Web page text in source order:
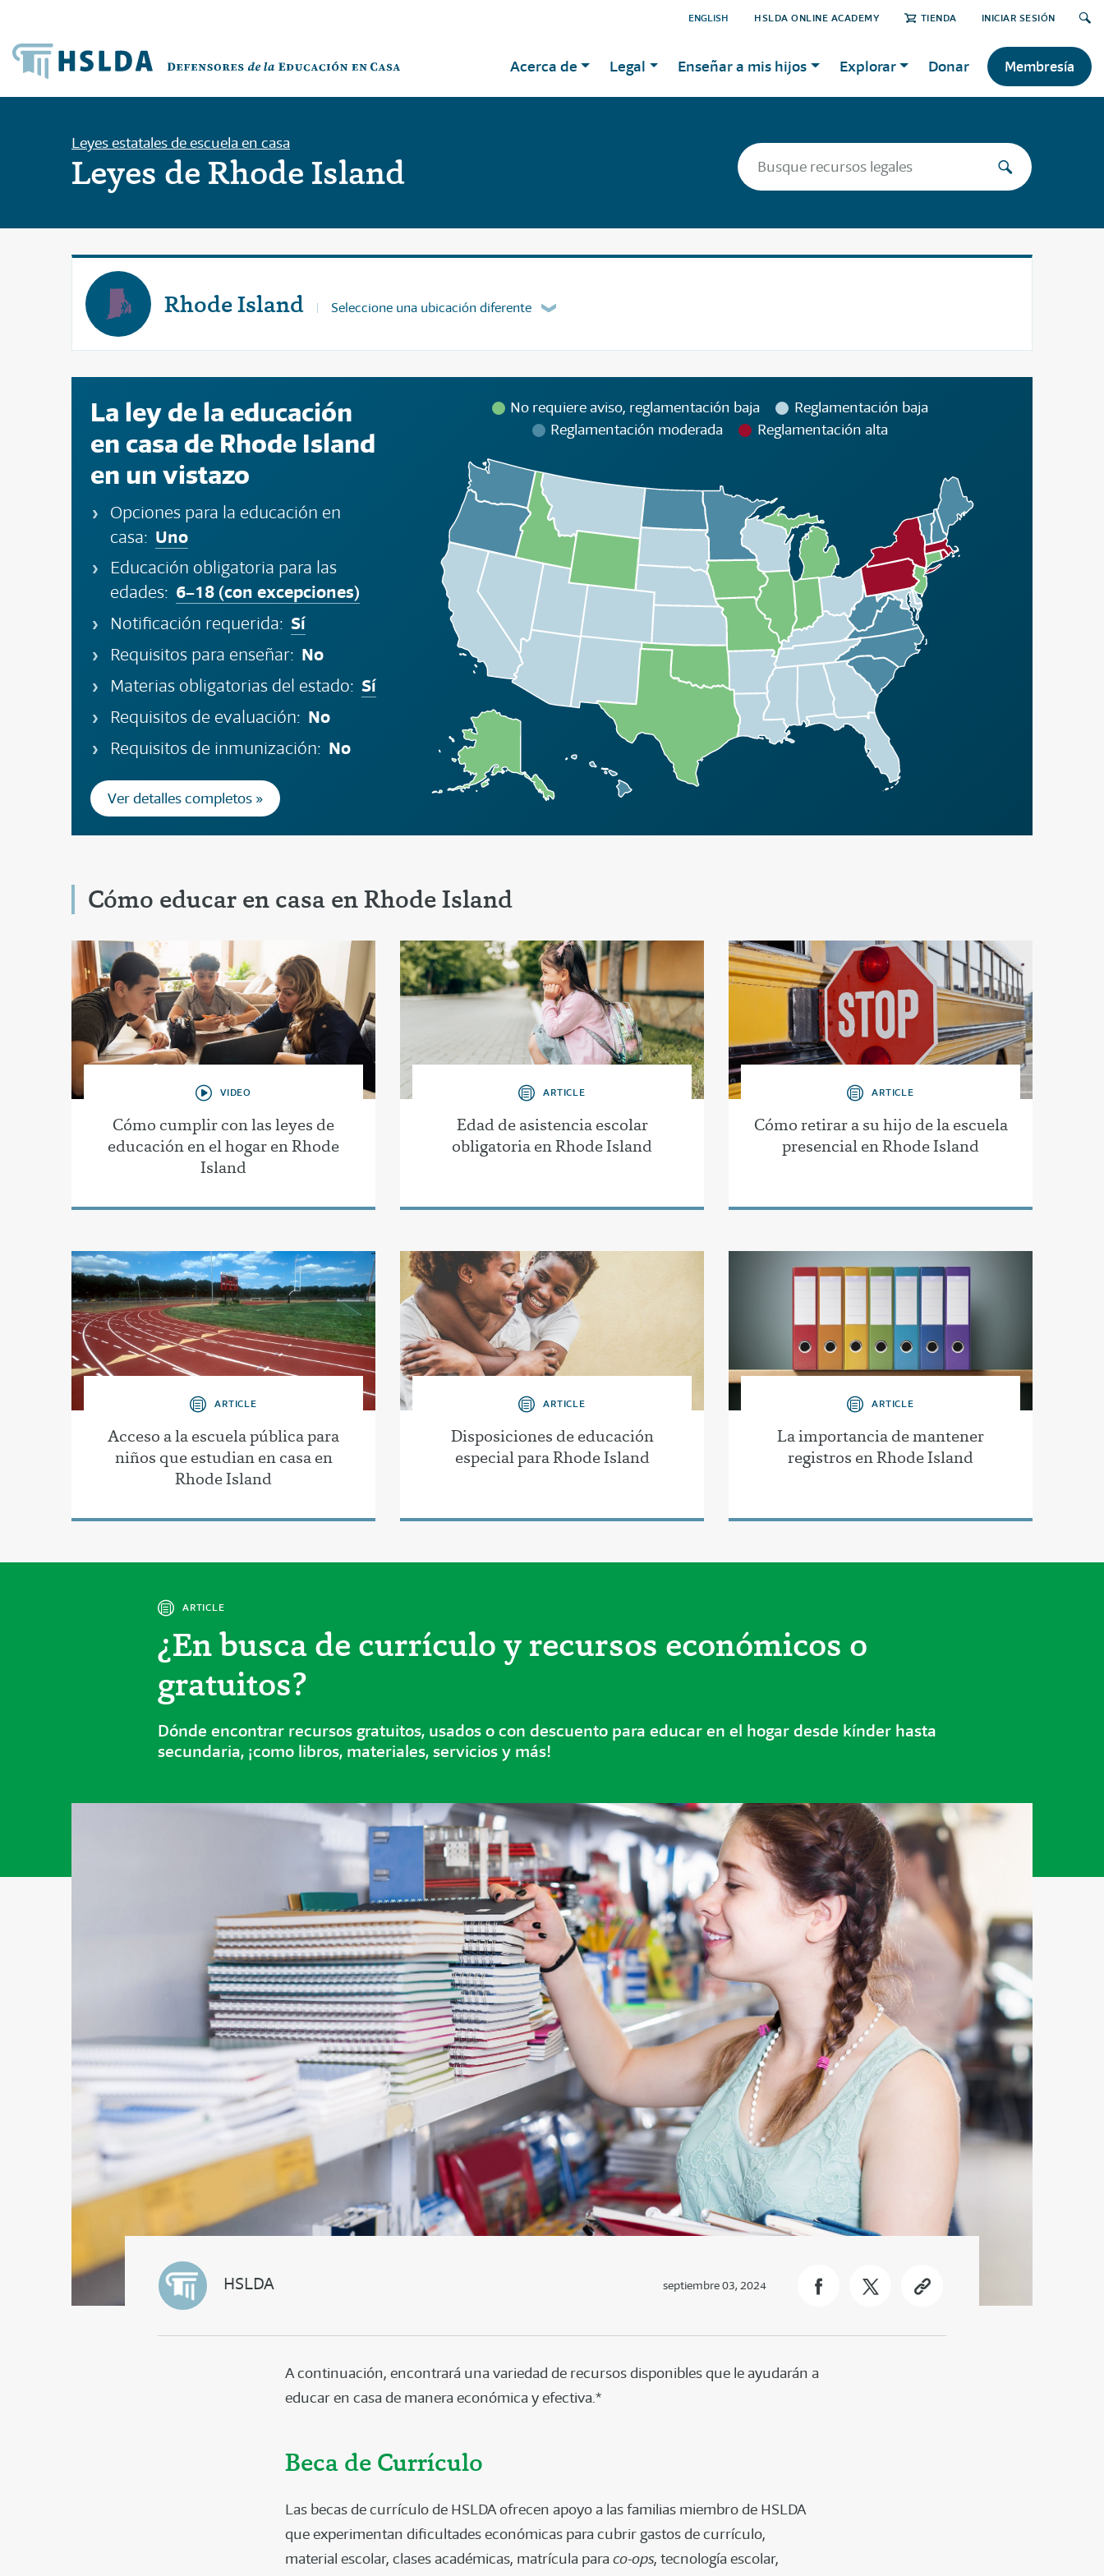
HSLDA ONLINE ACADEMY TIENDA INICIAR SESIÓN
ENGLISH
Acerca de Legal Enseñar a mis hijos Explorar Donar Membresía
Leyes estatales de escuela en casa
Leyes de Rhode Island
Rhode Island Seleccione una ubicación diferente
La ley de la educación
en casa de Rhode Island
en un vistazo
Opciones para la educación en
casa: Uno
Educación obligatoria para las
edades: 6–18 (con excepciones)
Notificación requerida: Sí
Requisitos para enseñar: No
Materias obligatorias del estado: Sí
Requisitos de evaluación: No
Requisitos de inmunización: No
Ver detalles completos »
No requiere aviso, reglamentación baja
Reglamentación baja
Reglamentación moderada
Reglamentación alta
Cómo educar en casa en Rhode Island
VIDEO
Cómo cumplir con las leyes de
educación en el hogar en Rhode
Island
ARTICLE
Edad de asistencia escolar
obligatoria en Rhode Island
ARTICLE
Cómo retirar a su hijo de la escuela
presencial en Rhode Island
ARTICLE
Acceso a la escuela pública para
niños que estudian en casa en
Rhode Island
ARTICLE
Disposiciones de educación
especial para Rhode Island
ARTICLE
La importancia de mantener
registros en Rhode Island
ARTICLE
¿En busca de currículo y recursos económicos o
gratuitos?
Dónde encontrar recursos gratuitos, usados o con descuento para educar en el hogar desde kínder hasta
secundaria, ¡como libros, materiales, servicios y más!
HSLDA septiembre 03, 2024
A continuación, encontrará una variedad de recursos disponibles que le ayudarán a
educar en casa de manera económica y efectiva.*
Beca de Currículo
Las becas de currículo de HSLDA ofrecen apoyo a las familias miembro de HSLDA
que experimentan dificultades económicas para cubrir gastos de currículo,
material escolar, clases académicas, matrícula para co-ops, tecnología escolar,